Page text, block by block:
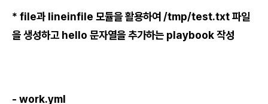
* file과 lineinfile 모듈을 활용하여 /tmp/test.txt 파일
을 생성하고 hello 문자열을 추가하는 playbook 작성
- work.yml